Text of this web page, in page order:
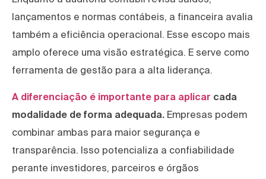
lançamentos e normas contábeis, a financeira avalia
também a eficiência operacional. Esse escopo mais
amplo oferece uma visão estratégica. E serve como
ferramenta de gestão para a alta liderança.
A diferenciação é importante para aplicar cada
modalidade de forma adequada. Empresas podem
combinar ambas para maior segurança e
transparência. Isso potencializa a confiabilidade
perante investidores, parceiros e órgãos